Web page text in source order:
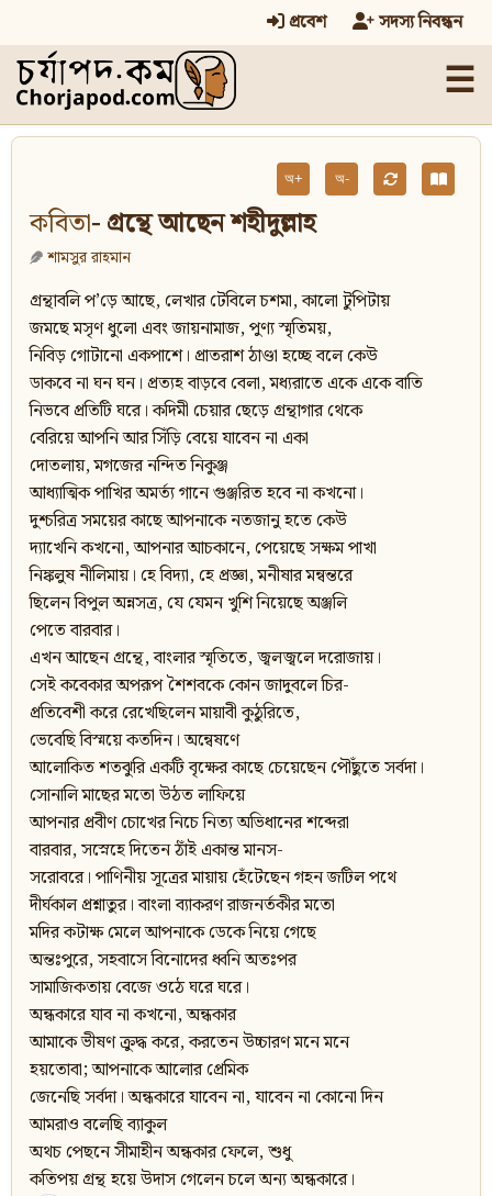
প্রবেশ সদস্য নিবন্ধন
☰
অ+ অ-
কবিতা- গ্রন্থে আছেন শহীদুল্লাহ
শামসুর রাহমান
গ্রন্থাবলি প’ড়ে আছে, লেখার টেবিলে চশমা, কালো টুপিটায়
জমছে মসৃণ ধুলো এবং জায়নামাজ, পুণ্য স্মৃতিময়,
নিবিড় গোটানো একপাশে। প্রাতরাশ ঠাণ্ডা হচ্ছে বলে কেউ
ডাকবে না ঘন ঘন। প্রত্যহ বাড়বে বেলা, মধ্যরাতে একে একে বাতি
নিভবে প্রতিটি ঘরে। কদিমী চেয়ার ছেড়ে গ্রন্থাগার থেকে
বেরিয়ে আপনি আর সিঁড়ি বেয়ে যাবেন না একা
দোতলায়, মগজের নন্দিত নিকুঞ্জ
আধ্যাত্মিক পাখির অমর্ত্য গানে গুঞ্জরিত হবে না কখনো।
দুশ্চরিত্র সময়ের কাছে আপনাকে নতজানু হতে কেউ
দ্যাখেনি কখনো, আপনার আচকানে, পেয়েছে সক্ষম পাখা
নিঙ্কলুষ নীলিমায়। হে বিদ্যা, হে প্রজ্ঞা, মনীষার মন্বন্তরে
ছিলেন বিপুল অন্নসত্র, যে যেমন খুশি নিয়েছে অঞ্জলি
পেতে বারবার।
এখন আছেন গ্রন্থে, বাংলার স্মৃতিতে, জ্বলজ্বলে দরোজায়।
সেই কবেকার অপরূপ শৈশবকে কোন জাদুবলে চির-
প্রতিবেশী করে রেখেছিলেন মায়াবী কুঠুরিতে,
ভেবেছি বিস্ময়ে কতদিন। অন্বেষণে
আলোকিত শতঝুরি একটি বৃক্ষের কাছে চেয়েছেন পৌঁছুতে সর্বদা।
সোনালি মাছের মতো উঠত লাফিয়ে
আপনার প্রবীণ চোখের নিচে নিত্য অভিধানের শব্দেরা
বারবার, সস্নেহে দিতেন ঠাঁই একান্ত মানস-
সরোবরে। পাণিনীয় সূত্রের মায়ায় হেঁটেছেন গহন জটিল পথে
দীর্ঘকাল প্রশ্নাতুর। বাংলা ব্যাকরণ রাজনর্তকীর মতো
মদির কটাক্ষ মেলে আপনাকে ডেকে নিয়ে গেছে
অন্তঃপুরে, সহবাসে বিনোদের ধ্বনি অতঃপর
সামাজিকতায় বেজে ওঠে ঘরে ঘরে।
অন্ধকারে যাব না কখনো, অন্ধকার
আমাকে ভীষণ ক্রুদ্ধ করে, করতেন উচ্চারণ মনে মনে
হয়তোবা; আপনাকে আলোর প্রেমিক
জেনেছি সর্বদা। অন্ধকারে যাবেন না, যাবেন না কোনো দিন
আমরাও বলেছি ব্যাকুল
অথচ পেছনে সীমাহীন অন্ধকার ফেলে, শুধু
কতিপয় গ্রন্থ হয়ে উদাস গেলেন চলে অন্য অন্ধকারে।